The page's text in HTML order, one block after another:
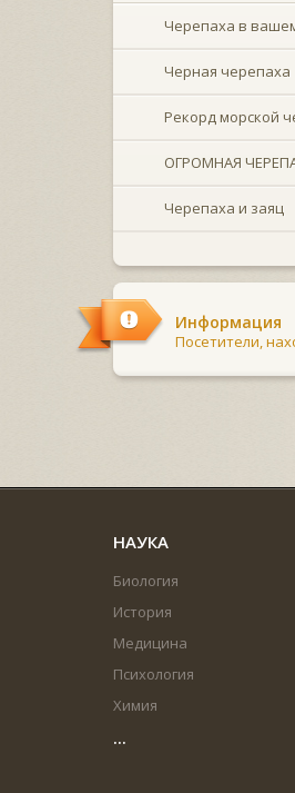
Черепаха в
Черная черепаха
Рекорд морской
ОГРОМНАЯ
Черепаха и заяц
Информация
Посетители,
НАУКА
Биология
История
Медицина
Психология
Химия
...